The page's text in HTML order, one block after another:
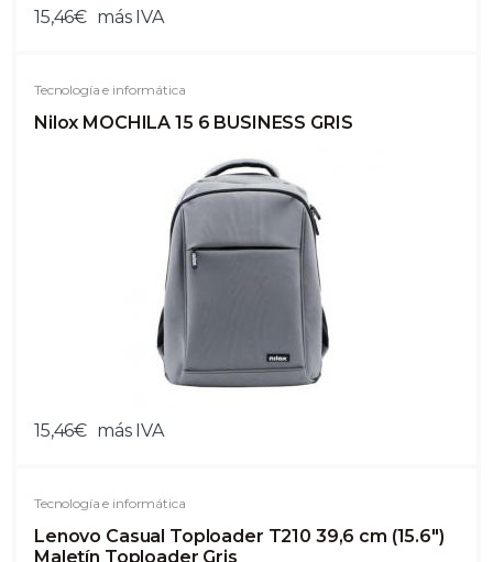
15,46€ más IVA
Tecnología e informática
Nilox MOCHILA 15 6 BUSINESS GRIS
15,46€ más IVA
Tecnología e informática
Lenovo Casual Toploader T210 39,6 cm (15.6")
Maletín Toploader Gris